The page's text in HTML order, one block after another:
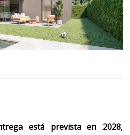
está prevista en 2028,